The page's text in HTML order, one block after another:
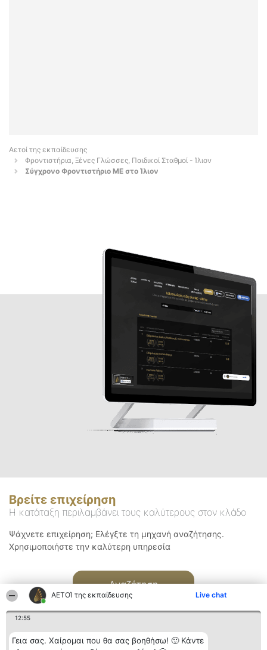
ΑΕΤΟΊ της εκπαίδευσης Live chat
12:55
Γεια σας. Χαίρομαι που θα σας βοηθήσω! 🙂 Κάντε
Αετοί της εκπαίδευσης
Φροντιστήρια, Ξένες Γλώσσες, Παιδικοί Σταθμοί - Ίλιον
Σύγχρονο Φροντιστήριο ΜΕ στο Ίλιον
Βρείτε επιχείρηση
Η κατάταξη περιλαμβάνει τους καλύτερους στον κλάδο
Ψάχνετε επιχείρηση; Ελέγξτε τη μηχανή αναζήτησης.
Χρησιμοποιήστε την καλύτερη υπηρεσία
Αναζήτηση